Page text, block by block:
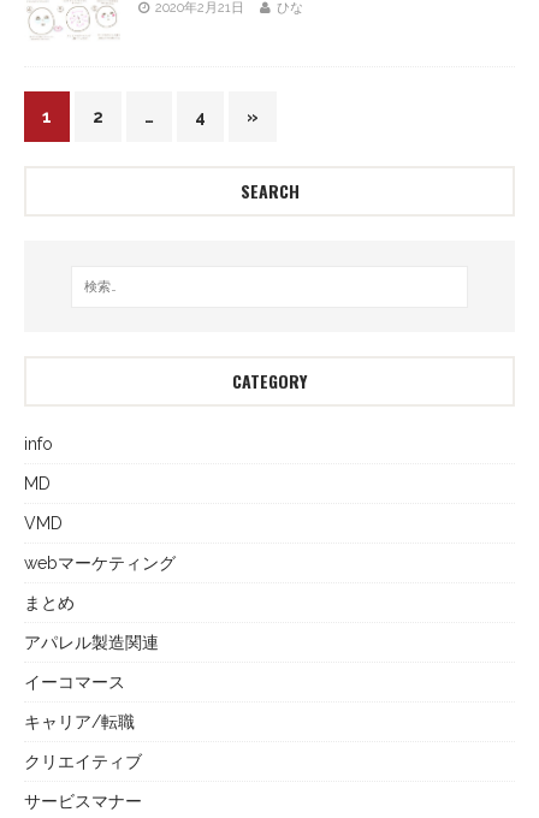
2020年2月21日 ひな
1 2 … 4 »
SEARCH
CATEGORY
info
MD
VMD
webマーケティング
まとめ
アパレル製造関連
イーコマース
キャリア/転職
クリエイティブ
サービスマナー